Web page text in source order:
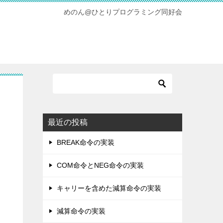
めのん@ひとりプログラミング同好会
最近の投稿
BREAK命令の実装
COM命令とNEG命令の実装
キャリーを含めた減算命令の実装
減算命令の実装